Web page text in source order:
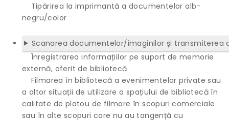
Tipărirea la imprimantă a documentelor alb-
negru/color
Scanarea documentelor/imaginilor și
Înregistrarea informațiilor pe suport de memorie
externă, oferit de bibliotecă
Filmarea în bibliotecă a evenimentelor private sau
a altor situații de utilizare a spațiului de bibliotecă în
calitate de platou de filmare în scopuri comerciale
sau în alte scopuri care nu au tangență cu